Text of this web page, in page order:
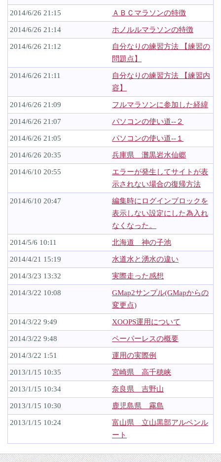
2014/6/26 21:15 ＡＢＣマラソンの特徴
2014/6/26 21:14 ホノルルマラソンの特徴
2014/6/26 21:12
自分なりの練習方法 【練習の
問題点】
2014/6/26 21:11
自分なりの練習方法 【練習内
容】
2014/6/26 21:09 フルマラソンに参加した経緯
2014/6/26 21:07 パソコンの使い道--２
2014/6/26 21:05 パソコンの使い道--１
2014/6/26 20:35 兵庫県 灘黒岩水仙郷
2014/6/10 20:55
エラーが発生してサイトが表
示されない場合の復帰方法
2014/6/10 20:47
編集時にログインブロックを
表示しない設定にした為入れ
なくなった。
2014/5/6 10:11 北海道 神の子池
2014/4/21 15:19 水道水と湧水の違い
2014/3/23 13:32 実際走った感想
2014/3/22 10:08
GMap2サンプル(GMapからの
変更点)
2014/3/22 9:49 XOOPS運用について
2014/3/22 9:48 ペーパーレスの概要
2014/3/22 1:51 運用の実際例
2013/1/15 10:35 宮崎県 高千穂峡
2013/1/15 10:34 奈良県 吉野山
2013/1/15 10:30 鹿児島県 霧島
2013/1/15 10:24
富山県 立山黒部アルペンル
ート